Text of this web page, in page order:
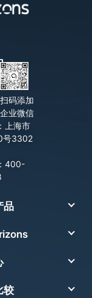
扫码添加
企业微信
上海市
号3302
400-
品
较